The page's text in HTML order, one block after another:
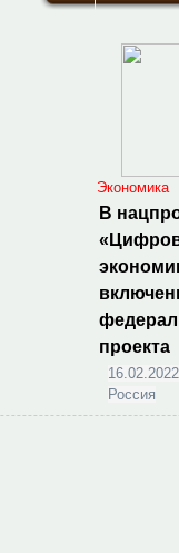
Экономика
В
проекта
16.02.2022
Россия